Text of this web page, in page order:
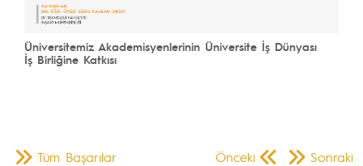
Üniversitemiz Akademisyenlerinin Üniversite İş Dünyası
İş Birliğine Katkısı
Önceki Sonraki
Tüm Başarılar